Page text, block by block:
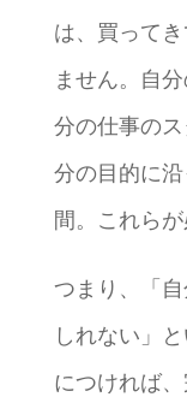
は、買って
ません。自
分の仕事の
分の目的に
間。これらが
つまり、「
しれない」
につければ